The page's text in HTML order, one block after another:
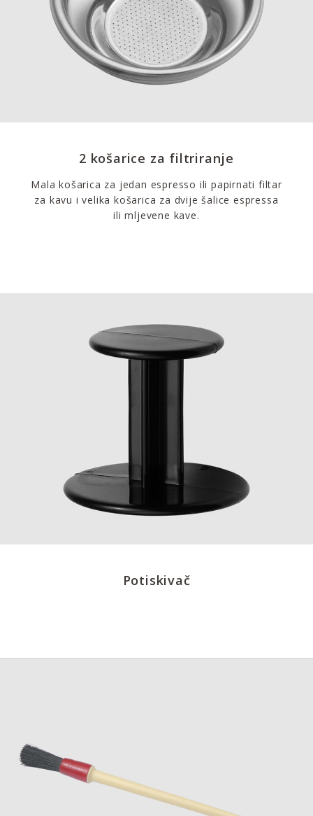
2 košarice za filtriranje
Mala košarica za jedan espresso ili papirnati filtar
za kavu i velika košarica za dvije šalice espressa
ili mljevene kave.
Potiskivač